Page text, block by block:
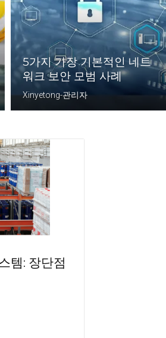
5가지 가장 기본적인 네트
워크 보안 모범 사례
Xinyetong-관리자
템: 장단점